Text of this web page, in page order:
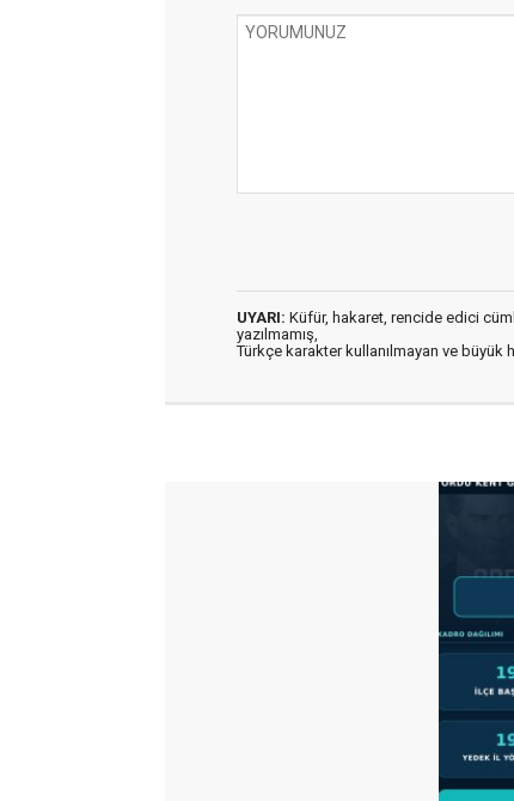
UYARI: Küfür, hakaret, rencide edici
yazılmamış,
Türkçe karakter kullanılmayan ve büyük